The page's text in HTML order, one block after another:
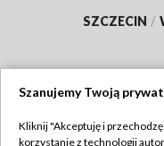
SZCZECIN /
Szanujemy Twoją
Kliknij "Akceptuję i
korzystanie z technologii